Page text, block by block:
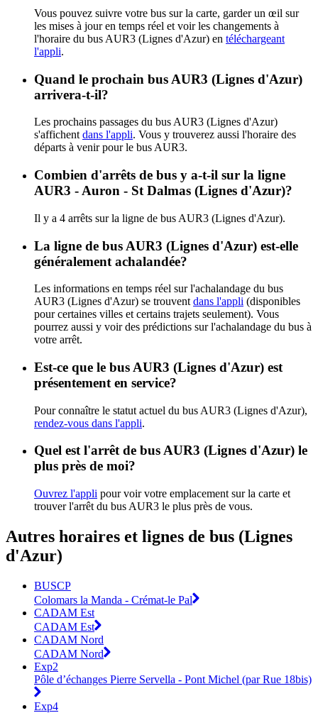
Vous pouvez suivre votre bus sur la carte, garder un œil sur
les mises à jour en temps réel et voir les changements à
l'horaire du bus AUR3 (Lignes d'Azur) en téléchargeant
l'appli.
Quand le prochain bus AUR3 (Lignes d'Azur)
arrivera-t-il?
Les prochains passages du bus AUR3 (Lignes d'Azur)
s'affichent dans l'appli. Vous y trouverez aussi l'horaire des
départs à venir pour le bus AUR3.
Combien d'arrêts de bus y a-t-il sur la ligne
AUR3 - Auron - St Dalmas (Lignes d'Azur)?
Il y a 4 arrêts sur la ligne de bus AUR3 (Lignes d'Azur).
La ligne de bus AUR3 (Lignes d'Azur) est-elle
généralement achalandée?
Les informations en temps réel sur l'achalandage du bus
AUR3 (Lignes d'Azur) se trouvent dans l'appli (disponibles
pour certaines villes et certains trajets seulement). Vous
pourrez aussi y voir des prédictions sur l'achalandage du bus à
votre arrêt.
Est-ce que le bus AUR3 (Lignes d'Azur) est
présentement en service?
Pour connaître le statut actuel du bus AUR3 (Lignes d'Azur),
rendez-vous dans l'appli.
Quel est l'arrêt de bus AUR3 (Lignes d'Azur) le
plus près de moi?
Ouvrez l'appli pour voir votre emplacement sur la carte et
trouver l'arrêt du bus AUR3 le plus près de vous.
Autres horaires et lignes de bus (Lignes
d'Azur)
BUSCP
Colomars la Manda - Crémat-le Pal
CADAM Est
CADAM Est
CADAM Nord
CADAM Nord
Exp2
Pôle d’échanges Pierre Servella - Pont Michel (par Rue 18bis)
Exp4